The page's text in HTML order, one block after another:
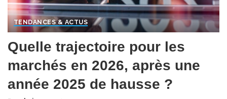
TENDANCES & ACTUS
Quelle trajectoire pour les
marchés en 2026, après une
année 2025 de hausse ?